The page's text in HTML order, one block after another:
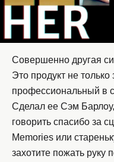
Совершенно другая
Это продукт не
профессиональный в
Сделал ее Сэм
говорить спасибо за
Memories или
захотите пожать руку